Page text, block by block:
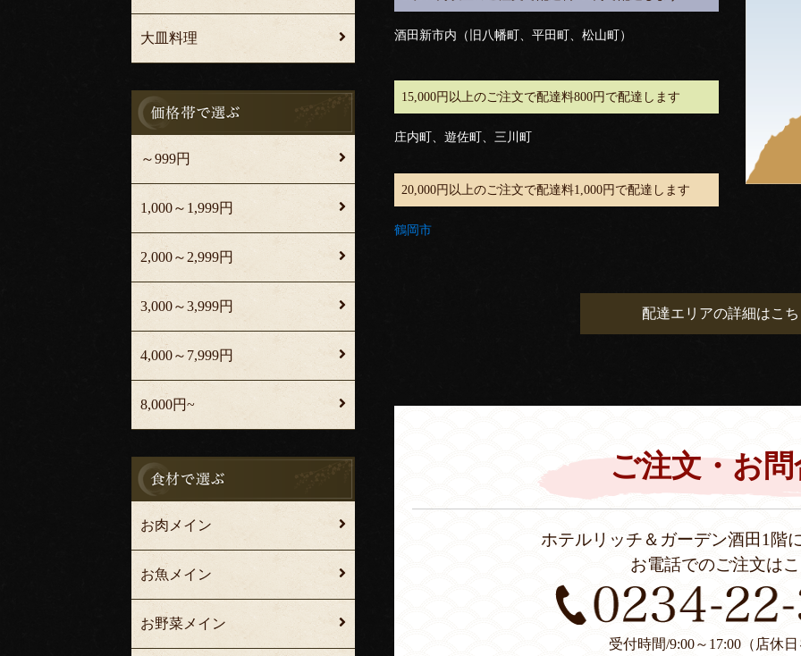
酒田新市内（旧八幡町、平田町、松山町）
15,000円以上のご注文で配達料800円で配達します
庄内町、遊佐町、三川町
20,000円以上のご注文で配達料1,000円で配達します
鶴岡市
配達エリアの詳細はこ
ご注文・お問
ホテルリッチ＆ガーデン酒田1階
お電話でのご注文は
受付時間/9:00～17:00（店休
大皿料理
～999円
1,000～1,999円
2,000～2,999円
3,000～3,999円
4,000～7,999円
8,000円~
お肉メイン
お魚メイン
お野菜メイン